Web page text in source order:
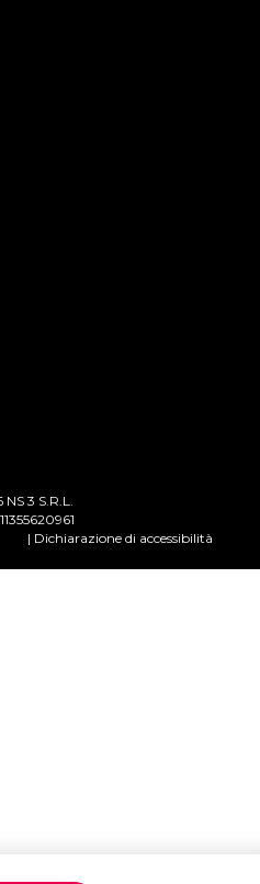
3 S.R.L.
| Dichiarazione di accessibilità